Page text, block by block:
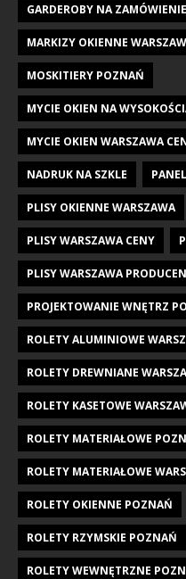
GARDEROBY NA
MARKIZY OKIENNE
MOSKITIERY POZNAŃ
MYCIE OKIEN NA
MYCIE OKIEN WARSZAWA
NADRUK NA SZKLE
PLISY OKIENNE WARSZAWA
PLISY WARSZAWA CENY
PLISY WARSZAWA
PROJEKTOWANIE WNĘTRZ
ROLETY ALUMINIOWE
ROLETY DREWNIANE
ROLETY KASETOWE
ROLETY MATERIAŁOWE
ROLETY MATERIAŁOWE
ROLETY OKIENNE POZNAŃ
ROLETY RZYMSKIE POZNAŃ
ROLETY WEWNĘTRZNE